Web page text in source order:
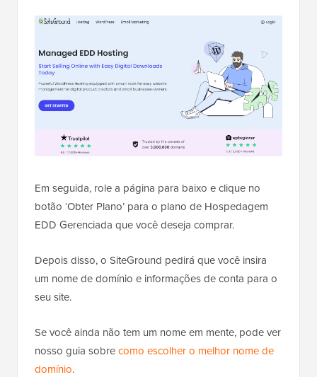
Em seguida, role a página para baixo e clique no
botão ‘Obter Plano’ para o plano de Hospedagem
EDD Gerenciada que você deseja comprar.
Depois disso, o SiteGround pedirá que você insira
um nome de domínio e informações de conta para o
seu site.
Se você ainda não tem um nome em mente, pode ver
nosso guia sobrecomo escolher o melhor nome de
domínio.